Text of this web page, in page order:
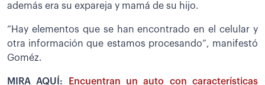
además era su expareja y mamá de su hijo.
“Hay elementos que se han encontrado en el celular y
otra información que estamos procesando”, manifestó
Goméz.
MIRA AQUÍ: Encuentran un auto con características